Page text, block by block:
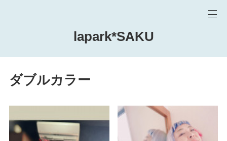
lapark*SAKU
ダブルカラー